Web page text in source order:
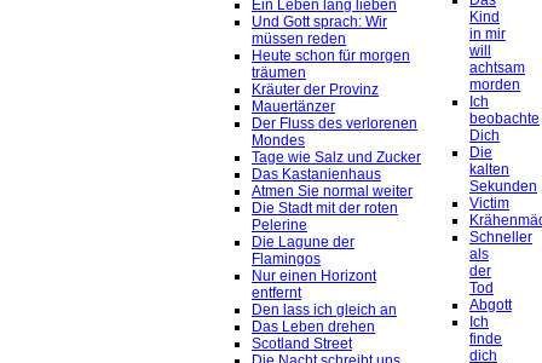
Ein Leben lang lieben
Und Gott sprach: Wir
müssen reden
Heute schon für morgen
träumen
Kräuter der Provinz
Mauertänzer
Der Fluss des verlorenen
Mondes
Tage wie Salz und Zucker
Das Kastanienhaus
Atmen Sie normal weiter
Die Stadt mit der roten
Pelerine
Die Lagune der
Flamingos
Nur einen Horizont
entfernt
Den lass ich gleich an
Das Leben drehen
Scotland Street
Kind
in mir
will
achtsam
morden
Ich
beobachte
Dich
Die
kalten
Sekunden
Victim
Schneller
als
der
Tod
Abgott
Ich
finde
dich